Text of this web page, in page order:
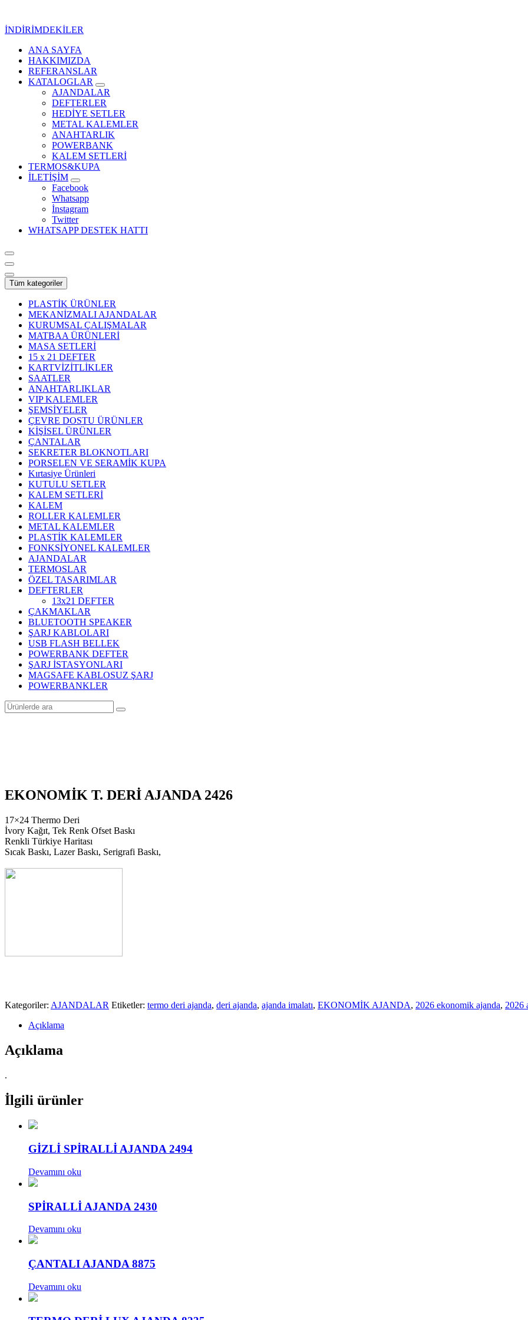
İNDİRİMDEKİLER
Kurumsal Promosyon-Hediyelik
ANA SAYFA
HAKKIMIZDA
REFERANSLAR
KATALOGLAR
AJANDALAR
DEFTERLER
HEDİYE SETLER
METAL KALEMLER
ANAHTARLIK
POWERBANK
KALEM SETLERİ
TERMOS&KUPA
İLETİŞİM
Facebook
Whatsapp
İnstagram
Twitter
WHATSAPP DESTEK HATTI
Tüm kategoriler
PLASTİK ÜRÜNLER
MEKANİZMALI AJANDALAR
KURUMSAL ÇALIŞMALAR
MATBAA ÜRÜNLERİ
MASA SETLERİ
15 x 21 DEFTER
KARTVİZİTLİKLER
SAATLER
ANAHTARLIKLAR
VIP KALEMLER
ŞEMSİYELER
ÇEVRE DOSTU ÜRÜNLER
KİŞİSEL ÜRÜNLER
ÇANTALAR
SEKRETER BLOKNOTLARI
PORSELEN VE SERAMİK KUPA
Kırtasiye Ürünleri
KUTULU SETLER
KALEM SETLERİ
KALEM
ROLLER KALEMLER
METAL KALEMLER
PLASTİK KALEMLER
FONKSİYONEL KALEMLER
AJANDALAR
TERMOSLAR
ÖZEL TASARIMLAR
DEFTERLER
13x21 DEFTER
ÇAKMAKLAR
BLUETOOTH SPEAKER
ŞARJ KABLOLARI
USB FLASH BELLEK
POWERBANK DEFTER
ŞARJ İSTASYONLARI
MAGSAFE KABLOSUZ ŞARJ
POWERBANKLER
EKONOMİK T. DERİ AJANDA 2426
17×24 Thermo Deri
İvory Kağıt, Tek Renk Ofset Baskı
Renkli Türkiye Haritası
Sıcak Baskı, Lazer Baskı, Serigrafi Baskı,
Kategoriler: AJANDALAR Etiketler: termo deri ajanda, deri ajanda, ajanda imalatı, EKONOMİK AJANDA, 2026 ekonomik ajanda, 2026
Açıklama
Açıklama
.
İlgili ürünler
GİZLİ SPİRALLİ AJANDA 2494
Devamını oku
SPİRALLİ AJANDA 2430
Devamını oku
ÇANTALI AJANDA 8875
Devamını oku